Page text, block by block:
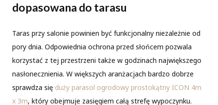
dopasowana do tarasu
Taras przy salonie powinien być funkcjonalny niezależnie od
pory dnia. Odpowiednia ochrona przed słońcem pozwala
korzystać z tej przestrzeni także w godzinach największego
nasłonecznienia. W większych aranżacjach bardzo dobrze
sprawdza się duży parasol ogrodowy prostokątny ICON 4m
x 3m, który obejmuje zasięgiem całą strefę wypoczynku.